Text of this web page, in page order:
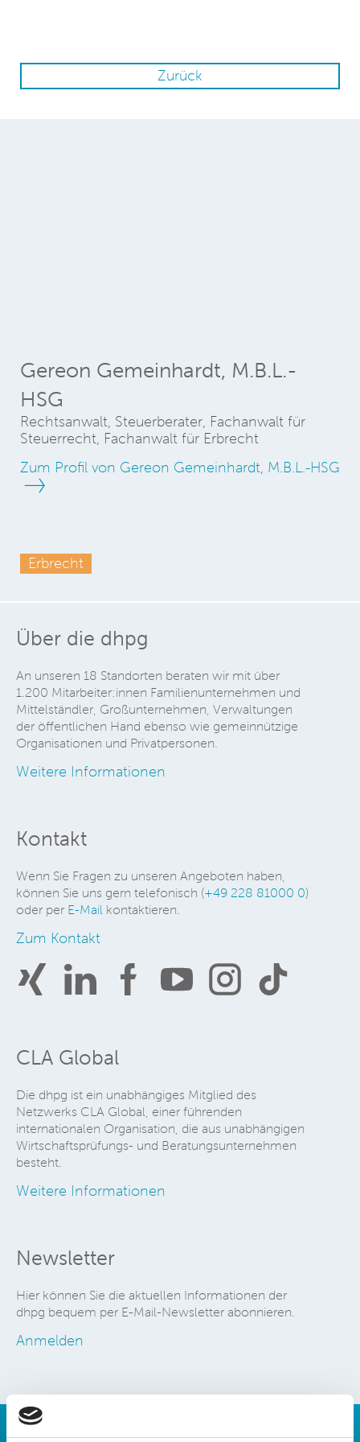
Zurück
Gereon Gemeinhardt, M.B.L.-
HSG
Rechtsanwalt, Steuerberater, Fachanwalt für
Steuerrecht, Fachanwalt für Erbrecht
Zum Profil von Gereon Gemeinhardt, M.B.L.-HSG
Erbrecht
Über die dhpg
An unseren 18 Standorten beraten wir mit über
1.200 Mitarbeiter:innen Familienunternehmen und
Mittelständler, Großunternehmen, Verwaltungen
der öffentlichen Hand ebenso wie gemeinnützige
Organisationen und Privatpersonen.
Weitere Informationen
Kontakt
Wenn Sie Fragen zu unseren Angeboten haben,
können Sie uns gern telefonisch (+49 228 81000 0)
oder per E-Mail kontaktieren.
Zum Kontakt
CLA Global
Die dhpg ist ein unabhängiges Mitglied des
Netzwerks CLA Global, einer führenden
internationalen Organisation, die aus unabhängigen
Wirtschaftsprüfungs- und Beratungsunternehmen
besteht.
Weitere Informationen
Newsletter
Hier können Sie die aktuellen Informationen der
dhpg bequem per E-Mail-Newsletter abonnieren.
Anmelden